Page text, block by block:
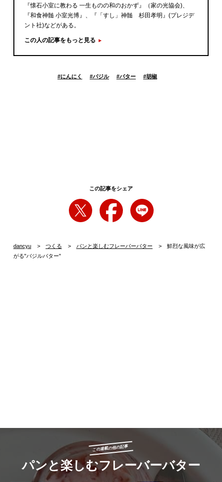
『懐石小室に教わる 一生ものの和のおかず』（家の光協会)、
『和食神髄 小室光博』、『「すし」神髄 杉田孝明』(プレジデ
ント社)などがある。
この人の記事をもっと見る
#にんにく #バジル #バター #胡椒
この記事をシェア
dancyu つくる パンと楽しむフレーバーバター
鮮烈な風味が広
がる"バジルバター"
この連載の他の記事
パンと楽しむフレーバーバター